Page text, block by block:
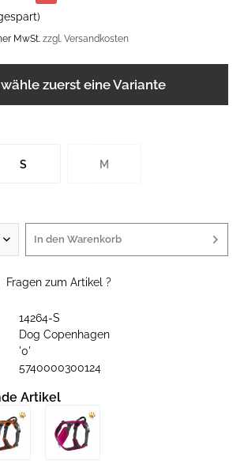
MwSt. zzgl. Versandkosten
zuerst eine Variante
S M
In den Warenkorb
Fragen zum Artikel ?
14264-S
Dog Copenhagen
'0'
5740000300124
Artikel